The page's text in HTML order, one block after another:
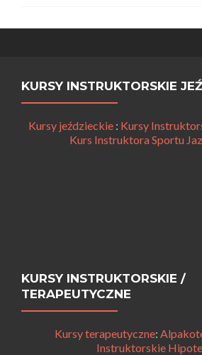
KURSY INSTRUKTORSKIE
Kursy jeździeckie : Kursy
Kurs Instruktora Sportu
KURSY INSTRUKTORSKIE /
TERAPEUTYCZNE
Kursy terapeutyczne:
Instruktorskie